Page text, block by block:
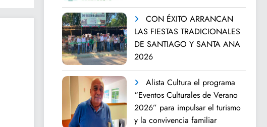
CON ÉXITO ARRANCAN
LAS FIESTAS TRADICIONALES
DE SANTIAGO Y SANTA ANA
2026
Alista Cultura el programa
“Eventos Culturales de Verano
2026” para impulsar el turismo
y la convivencia familiar